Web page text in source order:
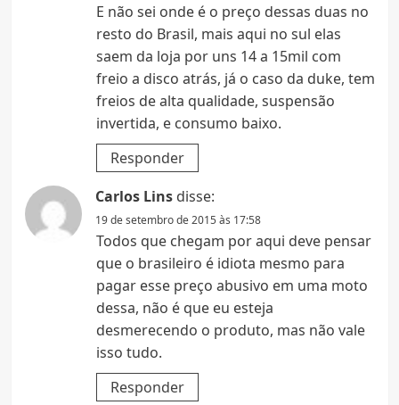
E não sei onde é o preço dessas duas no
resto do Brasil, mais aqui no sul elas
saem da loja por uns 14 a 15mil com
freio a disco atrás, já o caso da duke, tem
freios de alta qualidade, suspensão
invertida, e consumo baixo.
Responder
Carlos Lins disse:
19 de setembro de 2015 às 17:58
Todos que chegam por aqui deve pensar
que o brasileiro é idiota mesmo para
pagar esse preço abusivo em uma moto
dessa, não é que eu esteja
desmerecendo o produto, mas não vale
isso tudo.
Responder